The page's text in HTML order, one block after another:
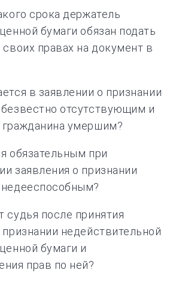
срока держатель
бумаги обязан подать
своих правах на документ в
в заявлении о признании
отсутствующим и
гражданина умершим?
обязательным при
заявления о признании
судья после принятия
признании недействительной
бумаги и
прав по ней?